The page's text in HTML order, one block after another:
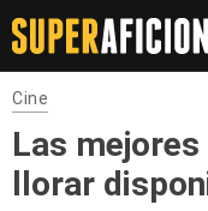
Cine
Las
llorar